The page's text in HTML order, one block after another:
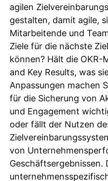
agilen
gestalten, damit agile,
Mitarbeitende und
Ziele für die nächste
können? Hält die
and Key Results, was
Anpassungen machen
für die Sicherung von
und Engagement
oder fällt der Nutzen
von
Geschäftsergebnissen.